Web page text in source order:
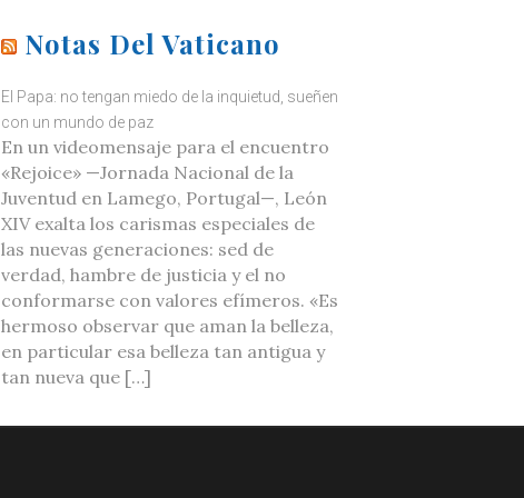
Notas Del Vaticano
El Papa: no tengan miedo de la inquietud, sueñen
con un mundo de paz
En un videomensaje para el encuentro
«Rejoice» —Jornada Nacional de la
Juventud en Lamego, Portugal—, León
XIV exalta los carismas especiales de
las nuevas generaciones: sed de
verdad, hambre de justicia y el no
conformarse con valores efímeros. «Es
hermoso observar que aman la belleza,
en particular esa belleza tan antigua y
tan nueva que […]